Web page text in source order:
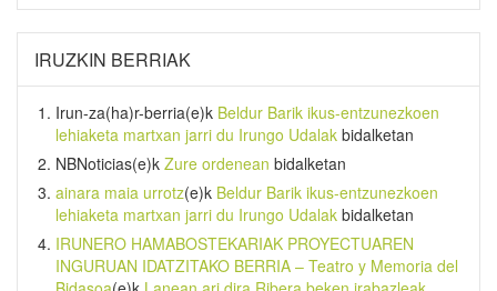
IRUZKIN BERRIAK
Irun-za(ha)r-berria(e)k Beldur Barik ikus-entzunezkoen
lehiaketa martxan jarri du Irungo Udalak bidalketan
NBNoticias(e)k Zure ordenean bidalketan
ainara maia urrotz(e)k Beldur Barik ikus-entzunezkoen
lehiaketa martxan jarri du Irungo Udalak bidalketan
IRUNERO HAMABOSTEKARIAK PROYECTUAREN
INGURUAN IDATZITAKO BERRIA – Teatro y Memoria del